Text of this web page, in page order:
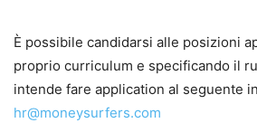
È possibile candidarsi alle posizioni
proprio curriculum e specificando il
intende fare application al seguente
hr@moneysurfers.com